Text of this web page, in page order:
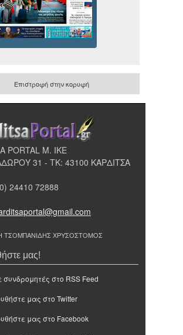
Επιστροφή στην κορυφή
PORTAL Μ. ΙΚΕ
31 - ΤΚ: 43100 ΚΑΡΔΙΤΣΑ
24410 72888
ΤΣΟΜΠΑΝΙΔΗΣ ΧΡΥΣΟΣΤΟΜΟΣ
μας!
συνδρομητές στο RSS Feed
μας στο Twitter
μας στο Facebook